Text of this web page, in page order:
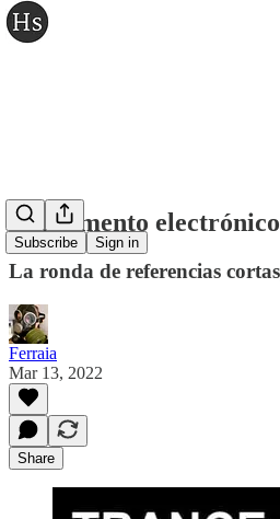
Subscribe Sign in
Cargamento
La ronda de referencias
Ferraia
Mar 13, 2022
Share